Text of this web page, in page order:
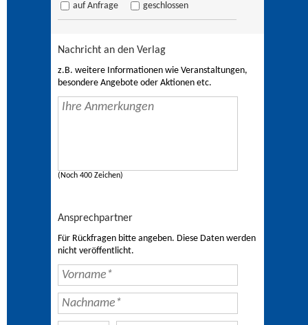
auf Anfrage geschlossen
Nachricht an den Verlag
z.B. weitere Informationen wie Veranstaltungen,
besondere Angebote oder Aktionen etc.
(Noch 400 Zeichen)
Ansprechpartner
Für Rückfragen bitte angeben. Diese Daten werden
nicht veröffentlicht.